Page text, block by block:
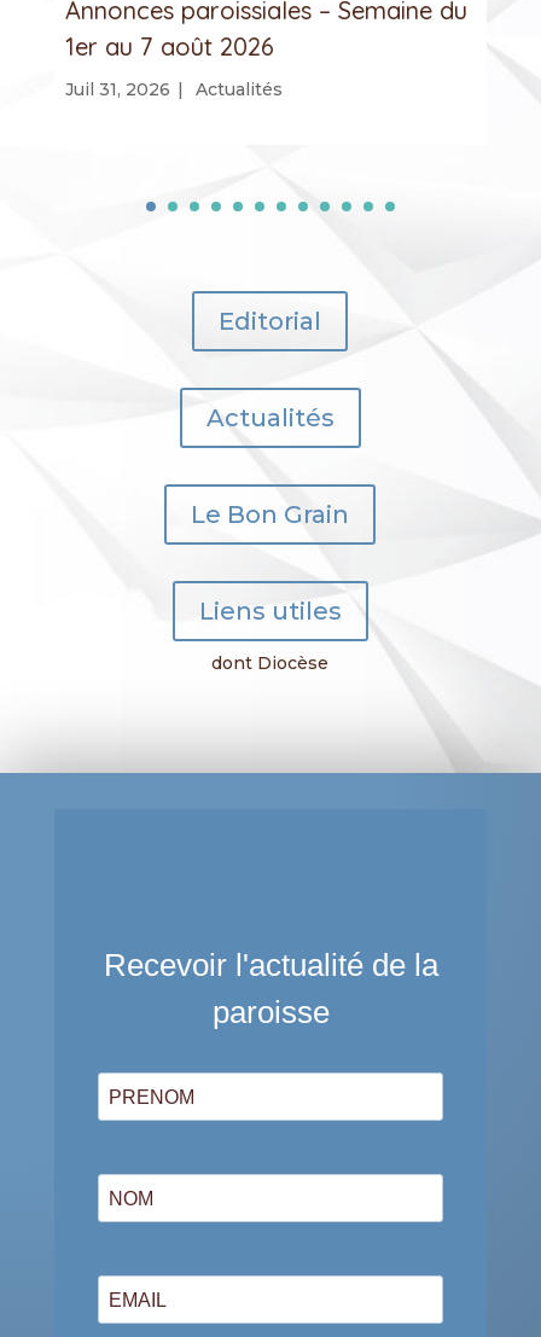
Annonces paroissiales – Semaine du
1er au 7 août 2026
Juil 31, 2026 | Actualités
Editorial
Actualités
Le Bon Grain
Liens utiles
dont Diocèse